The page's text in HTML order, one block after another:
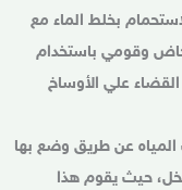
بخلط الماء مع
وقومي باستخدام
علي الأوساخ
عن طريق وضع بها
حيث يقوم هذا